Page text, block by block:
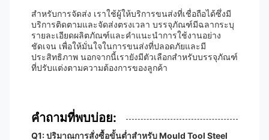
สำหรับการจัดส่ง เราใช้ผู้ให้บริการขนส่งที่เชื่อถือได้ซึ่งมี
บริการติดตามและจัดส่งตรงเวลา บรรจุภัณฑ์มีฉลากระบุ
รายละเอียดผลิตภัณฑ์และคำแนะนำการใช้งานอย่าง
ชัดเจน เพื่อให้มั่นใจในการขนส่งที่ปลอดภัยและมี
ประสิทธิภาพ นอกจากนี้เรายังมีตัวเลือกสำหรับบรรจุภัณฑ์
ที่ปรับแต่งตามความต้องการของลูกค้า
คำถามที่พบบ่อย:
Q1: ปริมาณการสั่งซื้อขั้นต่ำสำหรับ Mould Tool Steel